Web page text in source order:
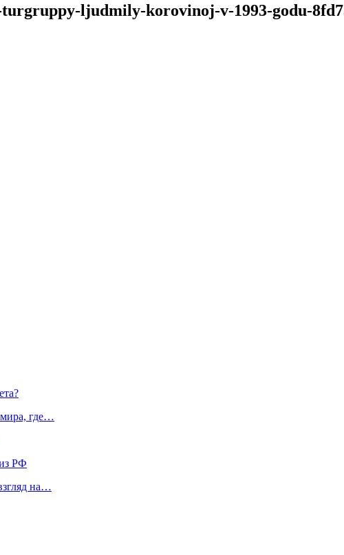
ljudmily-korovinoj-v-1993-godu-
где…
РФ
на…